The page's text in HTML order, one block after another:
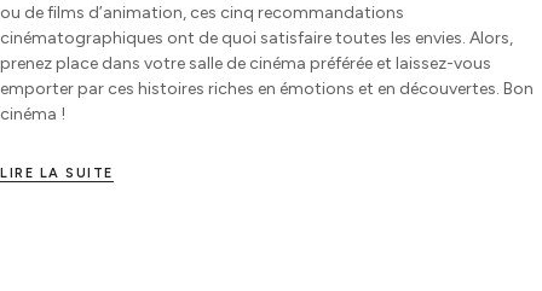
ou de films d’animation, ces cinq recommandations
cinématographiques ont de quoi satisfaire toutes les envies. Alors,
prenez place dans votre salle de cinéma préférée et laissez-vous
emporter par ces histoires riches en émotions et en découvertes. Bon
cinéma !
LIRE LA SUITE